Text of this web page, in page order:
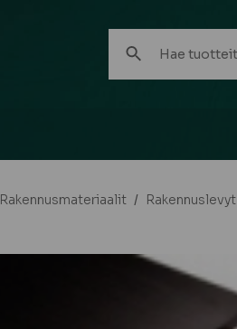
tuotteita:
Rakennusmateriaalit / Rakennuslevyt